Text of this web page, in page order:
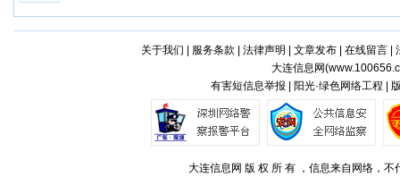
关于我们 服务条款 法律声明 文章发布| 在线留言|
大连信息网(
有害短信息举报 | 阳光·绿色网络工程 |
大连信息网 版 权 所 有 ，信息来自网络，